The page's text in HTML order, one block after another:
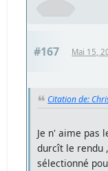
#167 Mai 15,
Citation de:
Je n' aime pas
durcît le rendu
sélectionné